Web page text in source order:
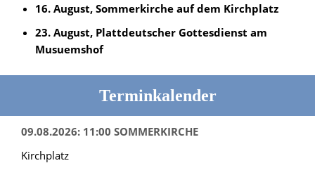
16. August, Sommerkirche auf dem Kirchplatz
23. August, Plattdeutscher Gottesdienst am
Musuemshof
Terminkalender
09.08.2026: 11:00 SOMMERKIRCHE
Kirchplatz